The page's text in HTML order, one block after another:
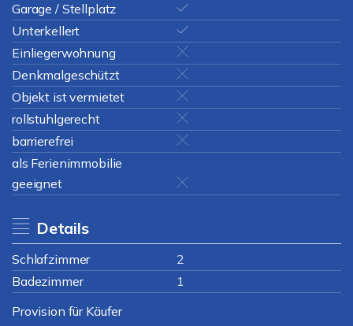
Garage / Stellplatz
Unterkellert
Einliegerwohnung
Denkmalgeschützt
Objekt ist vermietet
rollstuhlgerecht
barrierefrei
als Ferienimmobilie
geeignet
Details
Schlafzimmer
2
Badezimmer
1
Provision für Käufer